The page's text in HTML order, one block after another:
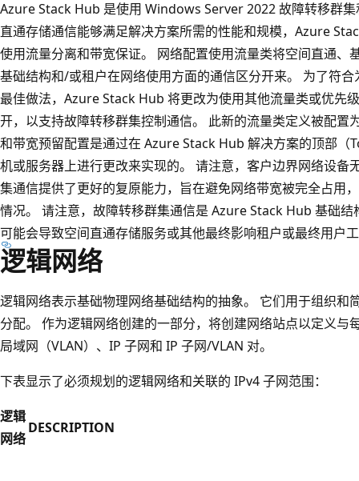
Azure Stack Hub 是使用 Windows Server 2022 故障转移群
直通存储通信能够满足解决方案所需的性能和规模，Azure
使用流量分离和带宽保证。 网络配置使用流量类将空间直通
基础结构和/或租户在网络使用方面的通信区分开来。 为了符
最佳做法，Azure Stack Hub 将更改为使用其他流量类或优先
开，以支持故障转移群集控制通信。 此新的流量类定义被配置
和带宽预留配置是通过在 Azure Stack Hub 解决方案的顶部（
机或服务器上进行更改来实现的。 请注意，客户边界网络设备
集通信提供了更好的复原能力，旨在避免网络带宽被完全占用
情况。 请注意，故障转移群集通信是 Azure Stack Hub 基础
可能会导致空间直通存储服务或其他最终影响租户或最终用户
逻辑网络
逻辑网络表示基础物理网络基础结构的抽象。 它们用于组织和
分配。 作为逻辑网络创建的一部分，将创建网络站点以定义与
局域网（VLAN）、IP 子网和 IP 子网/VLAN 对。
下表显示了必须规划的逻辑网络和关联的 IPv4 子网范围：
逻辑
网络
DESCRIPTION